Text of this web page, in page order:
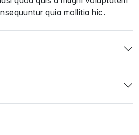
quia mollitia hic.